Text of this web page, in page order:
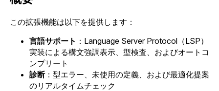
この拡張機能は以下を提供します：
言語サポート ：Language Server Protocol（LSP）
実装による構文強調表示、型検査、およびオートコ
ンプリート
診断：型エラー、未使用の定義、および最適化提案
のリアルタイムチェック